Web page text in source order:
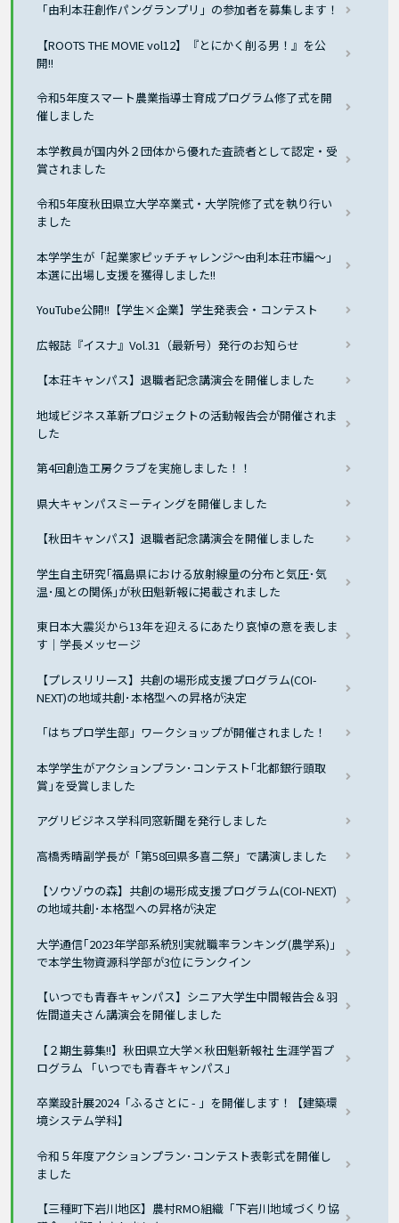
「由利本荘創作パングランプリ」の参加者を募集します！
【ROOTS THE MOVIE vol12】『とにかく削る男！』を公
開!!
令和5年度スマート農業指導士育成プログラム修了式を開
催しました
本学教員が国内外２団体から優れた査読者として認定・受
賞されました
令和5年度秋田県立大学卒業式・大学院修了式を執り行い
ました
本学学生が「起業家ピッチチャレンジ～由利本荘市編～」
本選に出場し支援を獲得しました!!
YouTube公開!!【学生×企業】学生発表会・コンテスト
広報誌『イスナ』Vol.31（最新号）発行のお知らせ
【本荘キャンパス】退職者記念講演会を開催しました
地域ビジネス革新プロジェクトの活動報告会が開催されま
した
第4回創造工房クラブを実施しました！！
県大キャンパスミーティングを開催しました
【秋田キャンパス】退職者記念講演会を開催しました
学生自主研究｢福島県における放射線量の分布と気圧･気
温･風との関係｣が秋田魁新報に掲載されました
東日本大震災から13年を迎えるにあたり哀悼の意を表しま
す｜学長メッセージ
【プレスリリース】共創の場形成支援プログラム(COI-
NEXT)の地域共創･本格型への昇格が決定
「はちプロ学生部」ワークショップが開催されました！
本学学生がアクションプラン･コンテスト｢北都銀行頭取
賞｣を受賞しました
アグリビジネス学科同窓新聞を発行しました
高橋秀晴副学長が「第58回県多喜二祭」で講演しました
【ソウゾウの森】共創の場形成支援プログラム(COI-NEXT)
の地域共創･本格型への昇格が決定
大学通信｢2023年学部系統別実就職率ランキング(農学系)｣
で本学生物資源科学部が3位にランクイン
【いつでも青春キャンパス】シニア大学生中間報告会＆羽
佐間道夫さん講演会を開催しました
【２期生募集!!】秋田県立大学×秋田魁新報社 生涯学習プ
ログラム 「いつでも青春キャンパス」
卒業設計展2024「ふるさとに - 」を開催します！【建築環
境システム学科】
令和５年度アクションプラン･コンテスト表彰式を開催し
ました
【三種町下岩川地区】農村RMO組織「下岩川地域づくり協